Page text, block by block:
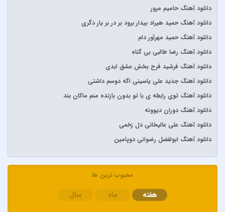
آرتا و پارسالیپ
آرش AP
آرش و ساسی
آرمان گرشاسبی
آرمین زارعی
آرون افشار
آصف آریا
آیتوکان
آیسم
ابراهیم تاتلیسس
ابی دولابی
اپیکور و امین امینم
دانلود آهنگ حامیم مرور
دانلود آهنگ حمید هیراد بیدار برود بر در بر یار دگری
دانلود آهنگ حمید مهرآور دام
دانلود آهنگ رضا طالبی بی گناه
دانلود آهنگ فرشید فرح بخش عشق ابدی
دانلود آهنگ جدید علی یاسینی اگه دوسم داشتی
دانلود آهنگ توی رابطه ی با تو بدون بازنده منم ماکان بند
دانلود آهنگ دوران دیوونه
دانلود آهنگ علی عالیخانی دل زخمی
دانلود آهنگ ابولفضل رضوانی دوپامین
محبوب ترین ها
هفته ماه سال